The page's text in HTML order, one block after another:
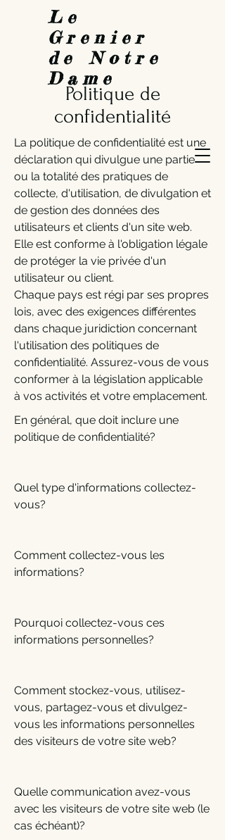
Le
Grenier
de Notre
Dame
Politique de
confidentialité
La politique de confidentialité est une
déclaration qui divulgue une partie
ou la totalité des pratiques de
collecte, d'utilisation, de divulgation et
de gestion des données des
utilisateurs et clients d'un site web.
Elle est conforme à l'obligation légale
de protéger la vie privée d'un
utilisateur ou client.
Chaque pays est régi par ses propres
lois, avec des exigences différentes
dans chaque juridiction concernant
l'utilisation des politiques de
confidentialité. Assurez-vous de vous
conformer à la législation applicable
à vos activités et votre emplacement.
En général, que doit inclure une
politique de confidentialité?
Quel type d'informations collectez-
vous?
Comment collectez-vous les
informations?
Pourquoi collectez-vous ces
informations personnelles?
Comment stockez-vous, utilisez-
vous, partagez-vous et divulgez-
vous les informations personnelles
des visiteurs de votre site web?
Quelle communication avez-vous
avec les visiteurs de votre site web (le
cas échéant)?